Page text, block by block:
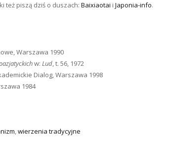
też piszą dziś o duszach: Baixiaotai i Japonia-info.
Warszawa 1990
w: Lud, t. 56, 1972
Dialog, Warszawa 1998
1984
wierzenia tradycyjne